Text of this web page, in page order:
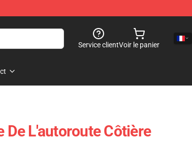
Service clientVoir le panier
L'autoroute Côtière